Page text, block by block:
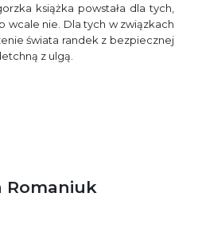
książka powstała dla tych,
wcale nie. Dla tych w związkach
świata randek z bezpiecznej
z ulgą.
Romaniuk